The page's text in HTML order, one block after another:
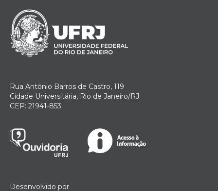
Rua Antônio Barros de Castro, 119
Cidade Universitária, Rio de Janeiro/RJ
CEP: 21941-853
Desenvolvido por